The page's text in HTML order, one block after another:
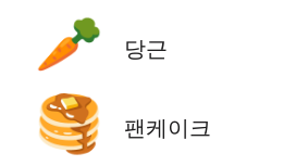
🥕 당근
🥞 팬케이크